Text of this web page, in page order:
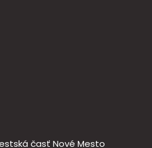
časť Nové Mesto